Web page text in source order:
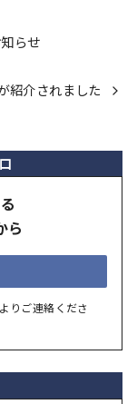
らせ
紹介されました
ら
りご連絡くださ